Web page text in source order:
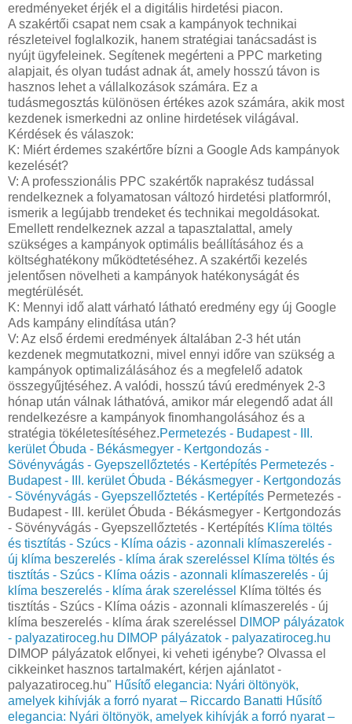
eredményeket érjék el a digitális hirdetési piacon.
A szakértői csapat nem csak a kampányok technikai
részleteivel foglalkozik, hanem stratégiai tanácsadást is
nyújt ügyfeleinek. Segítenek megérteni a PPC marketing
alapjait, és olyan tudást adnak át, amely hosszú távon is
hasznos lehet a vállalkozások számára. Ez a
tudásmegosztás különösen értékes azok számára, akik most
kezdenek ismerkedni az online hirdetések világával.
Kérdések és válaszok:
K: Miért érdemes szakértőre bízni a Google Ads kampányok
kezelését?
V: A professzionális PPC szakértők naprakész tudással
rendelkeznek a folyamatosan változó hirdetési platformról,
ismerik a legújabb trendeket és technikai megoldásokat.
Emellett rendelkeznek azzal a tapasztalattal, amely
szükséges a kampányok optimális beállításához és a
költséghatékony működtetéséhez. A szakértői kezelés
jelentősen növelheti a kampányok hatékonyságát és
megtérülését.
K: Mennyi idő alatt várható látható eredmény egy új Google
Ads kampány elindítása után?
V: Az első érdemi eredmények általában 2-3 hét után
kezdenek megmutatkozni, mivel ennyi időre van szükség a
kampányok optimalizálásához és a megfelelő adatok
összegyűjtéséhez. A valódi, hosszú távú eredmények 2-3
hónap után válnak láthatóvá, amikor már elegendő adat áll
rendelkezésre a kampányok finomhangolásához és a
stratégia tökéletesítéséhez.Permetezés - Budapest - III.
kerület Óbuda - Békásmegyer - Kertgondozás -
Sövényvágás - Gyepszellőztetés - Kertépítés Permetezés -
Budapest - III. kerület Óbuda - Békásmegyer - Kertgondozás
- Sövényvágás - Gyepszellőztetés - Kertépítés Permetezés -
Budapest - III. kerület Óbuda - Békásmegyer - Kertgondozás
- Sövényvágás - Gyepszellőztetés - Kertépítés Klíma töltés
és tisztítás - Szúcs - Klíma oázis - azonnali klímaszerelés -
új klíma beszerelés - klíma árak szereléssel Klíma töltés és
tisztítás - Szúcs - Klíma oázis - azonnali klímaszerelés - új
klíma beszerelés - klíma árak szereléssel Klíma töltés és
tisztítás - Szúcs - Klíma oázis - azonnali klímaszerelés - új
klíma beszerelés - klíma árak szereléssel DIMOP pályázatok
- palyazatiroceg.hu DIMOP pályázatok - palyazatiroceg.hu
DIMOP pályázatok előnyei, ki veheti igénybe? Olvassa el
cikkeinket hasznos tartalmakért, kérjen ajánlatot -
palyazatiroceg.hu" Hűsítő elegancia: Nyári öltönyök,
amelyek kihívják a forró nyarat – Riccardo Banatti Hűsítő
elegancia: Nyári öltönyök, amelyek kihívják a forró nyarat –